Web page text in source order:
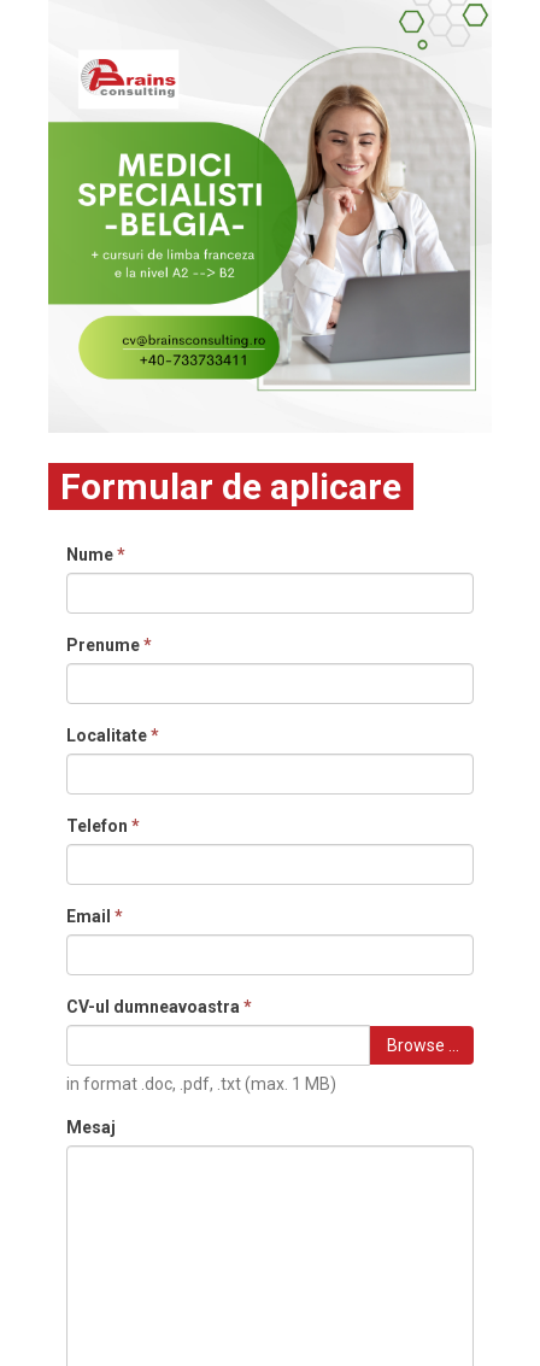
Formular de aplicare
Nume*
Prenume*
Localitate*
Telefon *
Email *
CV-ul dumneavoastra *
Browse …
in format .doc, .pdf, .txt (max. 1 MB)
Mesaj